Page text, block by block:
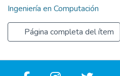
Ingeniería en Computación
Página completa del ítem